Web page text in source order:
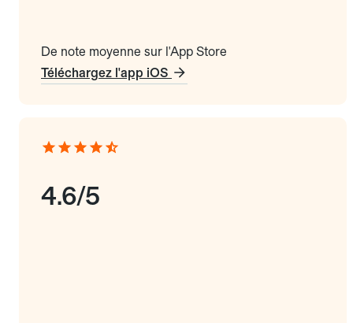
De note moyenne sur l'App Store
Téléchargez l'app iOS
4.6/5